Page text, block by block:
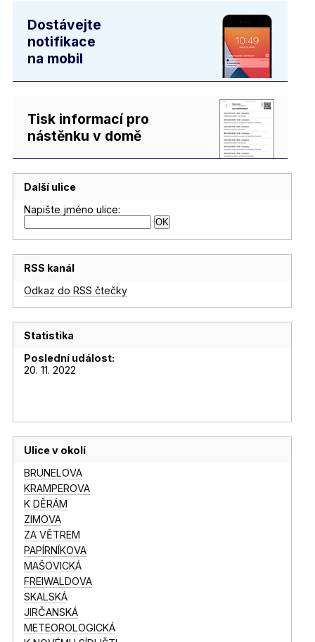
Dostávejte
notifikace
na mobil
Tisk informací pro
nástěnku v domě
Další ulice
Napište jméno ulice:
RSS kanál
Odkaz do RSS čtečky
Statistika
Poslední událost:
20. 11. 2022
Ulice v okolí
BRUNELOVA
KRAMPEROVA
K DĚRÁM
ZIMOVA
ZA VĚTREM
PAPÍRNÍKOVA
MAŠOVICKÁ
FREIWALDOVA
SKALSKÁ
JIRČANSKÁ
METEOROLOGICKÁ